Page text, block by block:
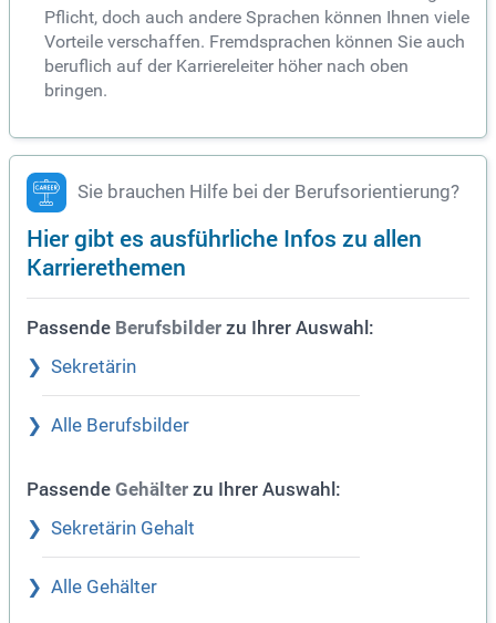
Pflicht, doch auch andere Sprachen können Ihnen viele
Vorteile verschaffen. Fremdsprachen können Sie auch
beruflich auf der Karriereleiter höher nach oben
bringen.
Sie brauchen Hilfe bei der Berufsorientierung?
Hier gibt es ausführliche Infos zu allen
Karrierethemen
Passende Berufsbilder zu Ihrer Auswahl:
Sekretärin
Alle Berufsbilder
Passende Gehälter zu Ihrer Auswahl:
Sekretärin Gehalt
Alle Gehälter